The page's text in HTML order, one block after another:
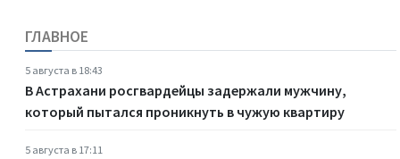
ГЛАВНОЕ
5 августа в 18:43
В Астрахани росгвардейцы задержали мужчину,
который пытался проникнуть в чужую квартиру
5 августа в 17:11